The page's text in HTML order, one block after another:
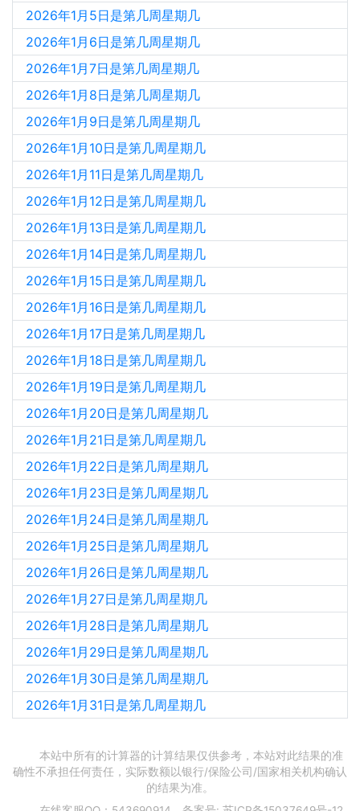
2026年1月5日是第几周星期几
2026年1月6日是第几周星期几
2026年1月7日是第几周星期几
2026年1月8日是第几周星期几
2026年1月9日是第几周星期几
2026年1月10日是第几周星期几
2026年1月11日是第几周星期几
2026年1月12日是第几周星期几
2026年1月13日是第几周星期几
2026年1月14日是第几周星期几
2026年1月15日是第几周星期几
2026年1月16日是第几周星期几
2026年1月17日是第几周星期几
2026年1月18日是第几周星期几
2026年1月19日是第几周星期几
2026年1月20日是第几周星期几
2026年1月21日是第几周星期几
2026年1月22日是第几周星期几
2026年1月23日是第几周星期几
2026年1月24日是第几周星期几
2026年1月25日是第几周星期几
2026年1月26日是第几周星期几
2026年1月27日是第几周星期几
2026年1月28日是第几周星期几
2026年1月29日是第几周星期几
2026年1月30日是第几周星期几
2026年1月31日是第几周星期几
本站中所有的计算器的计算结果仅供参考，本站对此结果的准
确性不承担任何责任，实际数额以银行/保险公司/国家相关机构确认
的结果为准。